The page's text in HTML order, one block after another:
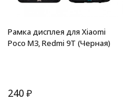
Рамка дисплея для Xiaomi
Poco M3, Redmi 9T (Черная)
240₽